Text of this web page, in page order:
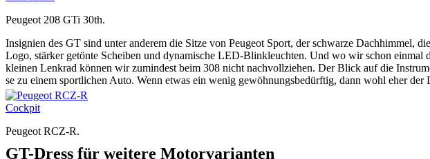
Peugeot 208 GTi 30th.
Insignien des GT sind unter anderem die Sitze von Peugeot Sport, der schwarze Dachhimmel,
Logo, stärker getönte Scheiben und dynamische LED-Blinkleuchten. Und wo wir schon
kleinen Lenkrad können wir zumindest beim 308 nicht nachvollziehen. Der Blick auf die
se zu einem sportlichen Auto. Wenn etwas ein wenig gewöhnungsbedürftig, dann wohl eher der
Peugeot RCZ-R.
GT-Dress für weitere Motorvarianten